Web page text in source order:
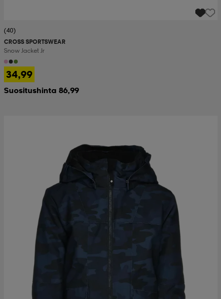
(40)
CROSS SPORTSWEAR
Snow Jacket Jr
34,99
Suositushinta 86,99